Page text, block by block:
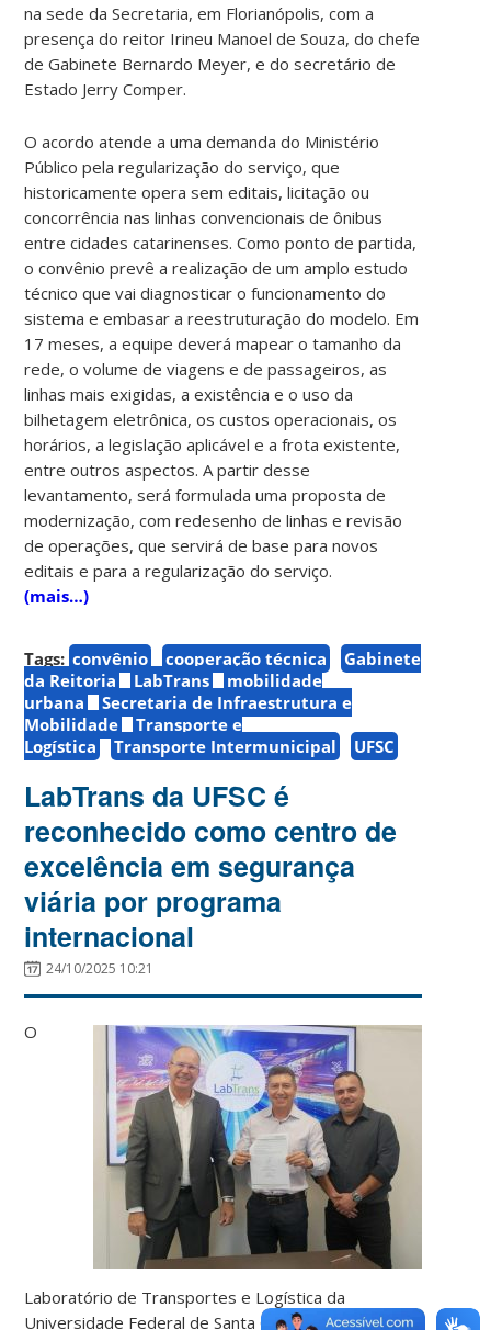
na sede da Secretaria, em Florianópolis, com a
presença do reitor Irineu Manoel de Souza, do chefe
de Gabinete Bernardo Meyer, e do secretário de
Estado Jerry Comper.
O acordo atende a uma demanda do Ministério
Público pela regularização do serviço, que
historicamente opera sem editais, licitação ou
concorrência nas linhas convencionais de ônibus
entre cidades catarinenses. Como ponto de partida,
o convênio prevê a realização de um amplo estudo
técnico que vai diagnosticar o funcionamento do
sistema e embasar a reestruturação do modelo. Em
17 meses, a equipe deverá mapear o tamanho da
rede, o volume de viagens e de passageiros, as
linhas mais exigidas, a existência e o uso da
bilhetagem eletrônica, os custos operacionais, os
horários, a legislação aplicável e a frota existente,
entre outros aspectos. A partir desse
levantamento, será formulada uma proposta de
modernização, com redesenho de linhas e revisão
de operações, que servirá de base para novos
editais e para a regularização do serviço.
(mais…)
Tags: convênio cooperação técnica
Gabinete
da Reitoria
LabTrans
mobilidade
urbana
Secretaria de Infraestrutura e
Mobilidade
Transporte e
Logística
Transporte Intermunicipal UFSC
LabTrans da UFSC é
reconhecido como centro de
excelência em segurança
viária por programa
internacional
24/10/2025 10:21
O
Laboratório de Transportes e Logística da
Universidade Federal de Santa Catarina